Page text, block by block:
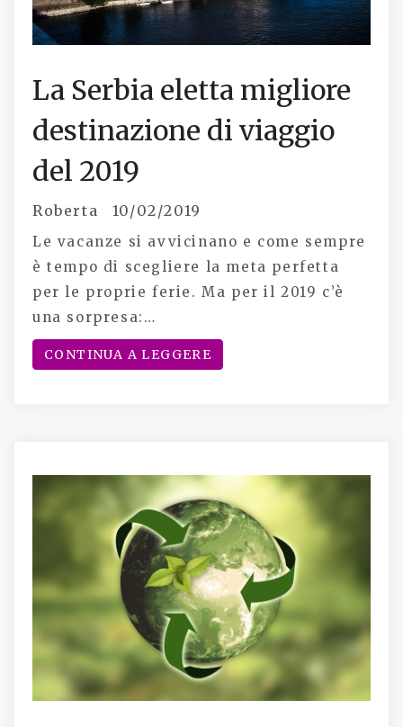
La Serbia eletta migliore
destinazione di viaggio
del 2019
Roberta 10/02/2019
Le vacanze si avvicinano e come sempre
è tempo di scegliere la meta perfetta
per le proprie ferie. Ma per il 2019 c’è
una sorpresa:…
CONTINUA A LEGGERE